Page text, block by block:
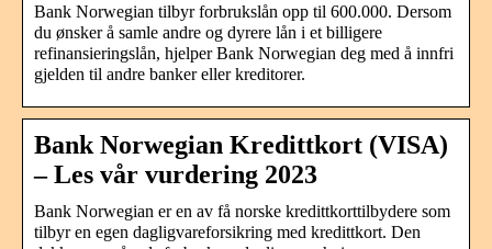
Bank Norwegian tilbyr forbrukslån opp til 600.000. Dersom
du ønsker å samle andre og dyrere lån i et billigere
refinansieringslån, hjelper Bank Norwegian deg med å innfri
gjelden til andre banker eller kreditorer.
Bank Norwegian Kredittkort (VISA)
– Les vår vurdering 2023
Bank Norwegian er en av få norske kredittkorttilbydere som
tilbyr en egen dagligvareforsikring med kredittkort. Den